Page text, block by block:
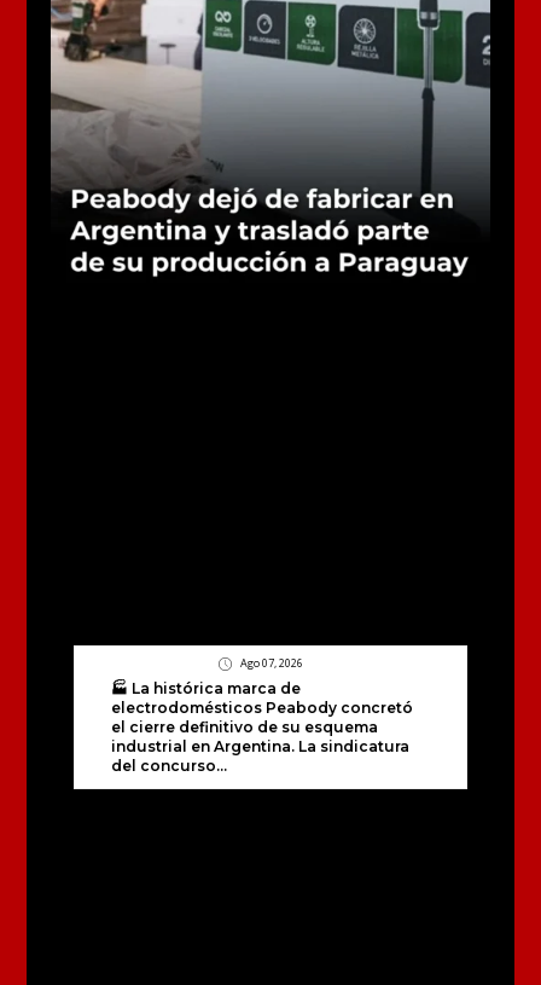
Ago 07, 2026
🏭 La histórica marca de
electrodomésticos Peabody concretó
el cierre definitivo de su esquema
industrial en Argentina. La sindicatura
del concurso...